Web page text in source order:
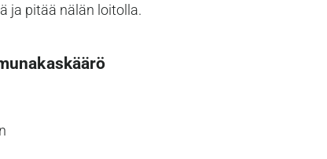
ja pitää nälän loitolla.